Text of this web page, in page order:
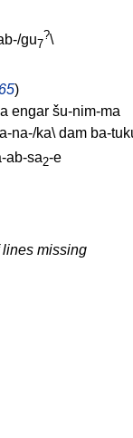
gu7
?\
)
engar šu-nim-ma
na-/ka\ dam ba-
ab-sa2-e
missing